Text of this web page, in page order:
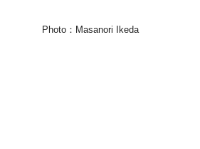
Masanori Ikeda